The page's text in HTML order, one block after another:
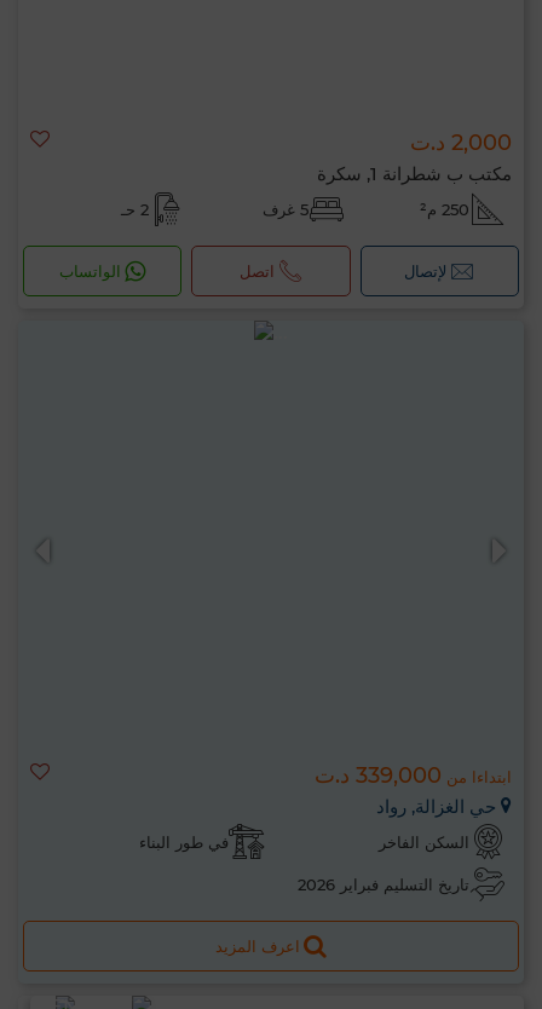
2,000 د.ت
مكتب ب شطرانة 1, سكرة
250 م² 5 غرف 2 حـ
لإتصال اتصل الواتساب
ابتداءا من 339,000 د.ت
حي الغزالة, رواد
السكن الفاخر في طور البناء
تاريخ التسليم فبراير 2026
اعرف المزيد